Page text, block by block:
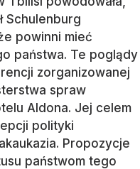
Schulenburg
powinni mieć
państwa. Te poglądy
zorganizowanej
spraw
Aldona. Jej celem
polityki
Propozycje
państwom tego